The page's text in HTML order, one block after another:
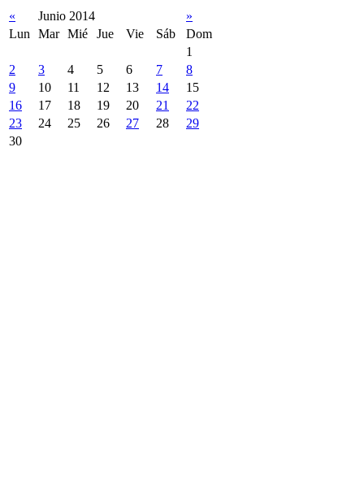
« Junio 2014
»
Lun
Mar Mié Jue Vie Sáb
Dom
1
2
3 4 5 6 7
8
9
10 11 12 13 14
15
16
17 18 19 20 21
22
23
24 25 26 27 28
29
30